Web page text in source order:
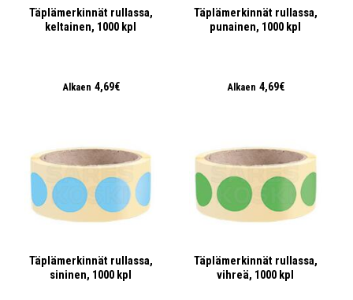
Täplämerkinnät rullassa,
keltainen, 1000 kpl
Alkaen 4,69€
Täplämerkinnät rullassa,
punainen, 1000 kpl
Alkaen 4,69€
Täplämerkinnät rullassa,
sininen, 1000 kpl
Täplämerkinnät rullassa,
vihreä, 1000 kpl